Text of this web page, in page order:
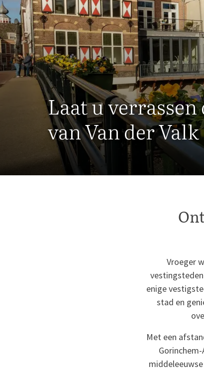
Laat u
van Van der
Vroeger
enige
stad en
Met een